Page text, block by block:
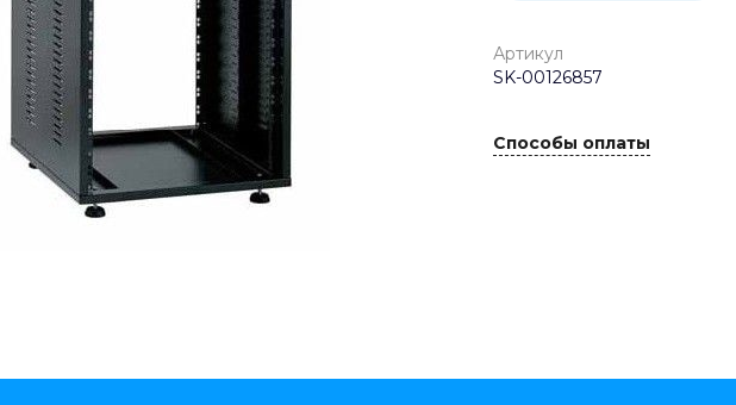
Артикул
SK-00126857
Способы оплаты